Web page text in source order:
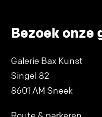
Bezoek onze
Galerie Bax Kunst
Singel 82
8601 AM Sneek